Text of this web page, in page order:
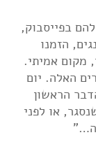
בפייסבוק,
הזמנו
מקום אמיתי.
האלה. יום
הראשון
או לפני